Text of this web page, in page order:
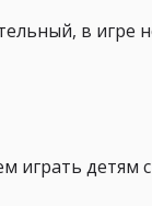
в игре
играть